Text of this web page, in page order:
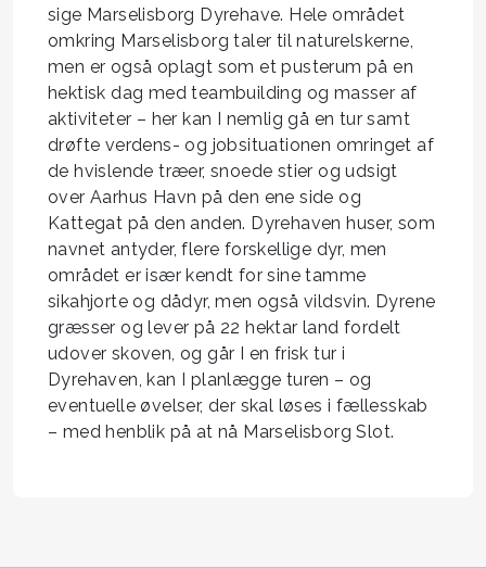
sige Marselisborg Dyrehave. Hele området
omkring Marselisborg taler til naturelskerne,
men er også oplagt som et pusterum på en
hektisk dag med teambuilding og masser af
aktiviteter – her kan I nemlig gå en tur samt
drøfte verdens- og jobsituationen omringet af
de hvislende træer, snoede stier og udsigt
over Aarhus Havn på den ene side og
Kattegat på den anden. Dyrehaven huser, som
navnet antyder, flere forskellige dyr, men
området er især kendt for sine tamme
sikahjorte og dådyr, men også vildsvin. Dyrene
græsser og lever på 22 hektar land fordelt
udover skoven, og går I en frisk tur i
Dyrehaven, kan I planlægge turen – og
eventuelle øvelser, der skal løses i fællesskab
– med henblik på at nå Marselisborg Slot.